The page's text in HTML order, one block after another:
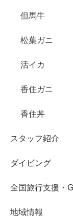
但馬牛
松葉ガニ
活イカ
香住ガニ
香住丼
スタッフ紹介
ダイビング
全国旅行支援・
地域情報